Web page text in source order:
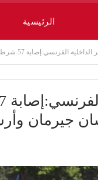
الرئيسية
الفرنسي:إصابة 57 شرطيا في أحداث شغب أعقبت نهائي باريس سان جيرمان وأرسنال
جيرمان